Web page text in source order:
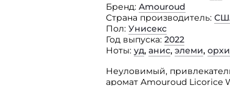
Бренд Amouroud
Страна производитель
Пол Унисекс
Год выпуска 2022
Ноты уд, анис, элеми,
Неуловимый,
аромат Amouroud